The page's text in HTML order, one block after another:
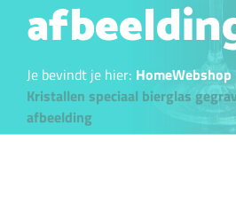
Je bevindt je hier: HomeWebshop
Kristallen speciaal bierglas
afbeelding